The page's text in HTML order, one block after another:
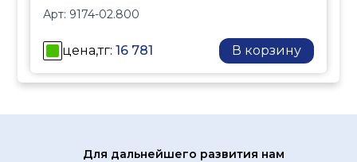
контуров с
принудительной
циркуляцией.
поддержание заданной
теплоносителя путём
Арт: 9174-02.800
цена,тг:16 781 В корзину
Для дальнейшего развития нам